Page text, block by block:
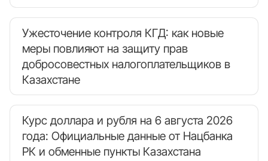
Ужесточение контроля КГД: как новые
меры повлияют на защиту прав
добросовестных налогоплательщиков в
Казахстане
Курс доллара и рубля на 6 августа 2026
года: Официальные данные от Нацбанка
РК и обменные пункты Казахстана